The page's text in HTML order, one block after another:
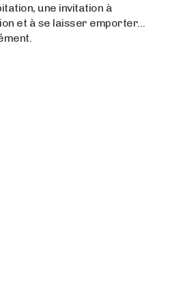
une invitation à
et à se laisser emporter…